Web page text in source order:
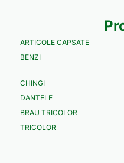
ARTICOLE CAPSATE
BENZI
CHINGI
DANTELE
BRAU TRICOLOR
TRICOLOR